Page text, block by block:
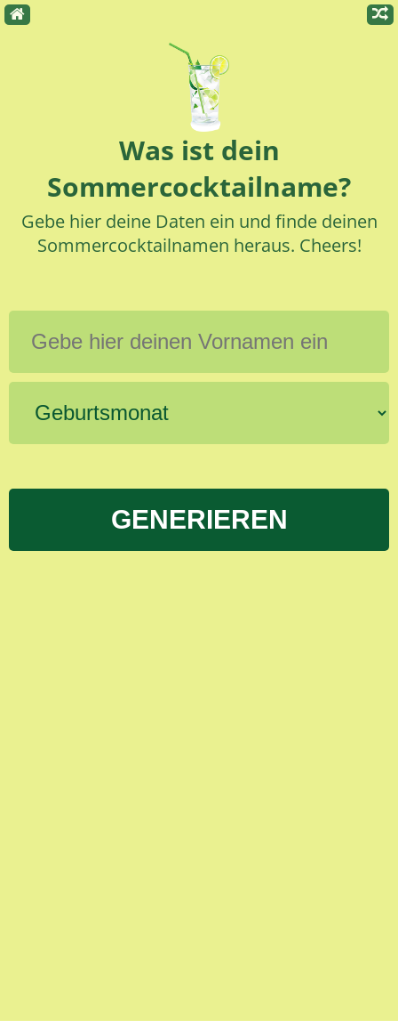
Was ist dein
Sommercocktailname?
Gebe hier deine Daten ein und finde deinen
Sommercocktailnamen heraus. Cheers!
GENERIEREN